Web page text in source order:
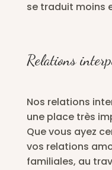
se traduit moins
Relations
Nos relations
une place très
Que vous ayez
vos relations
familiales, au